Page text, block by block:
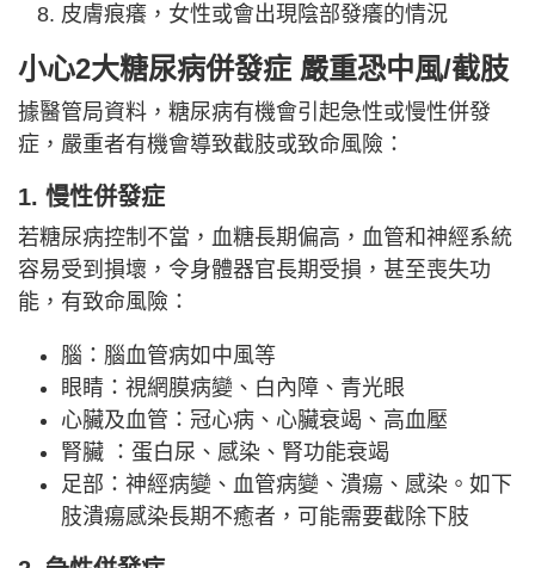
皮膚痕癢，女性或會出現陰部發癢的情況
小心2大糖尿病併發症 嚴重恐中風/截肢
據醫管局資料，糖尿病有機會引起急性或慢性併發
症，嚴重者有機會導致截肢或致命風險：
1. 慢性併發症
若糖尿病控制不當，血糖長期偏高，血管和神經系統
容易受到損壞，令身體器官長期受損，甚至喪失功
能，有致命風險：
腦：腦血管病如中風等
眼睛：視網膜病變、白內障、青光眼
心臟及血管：冠心病、心臟衰竭、高血壓
腎臟 ：蛋白尿、感染、腎功能衰竭
足部：神經病變、血管病變、潰瘍、感染。如下
肢潰瘍感染長期不癒者，可能需要截除下肢